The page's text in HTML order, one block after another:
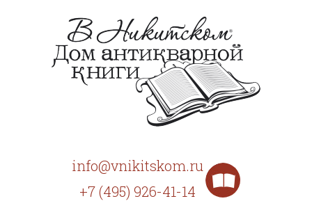
info@vnikitskom.ru
+7 (495) 926-41-14